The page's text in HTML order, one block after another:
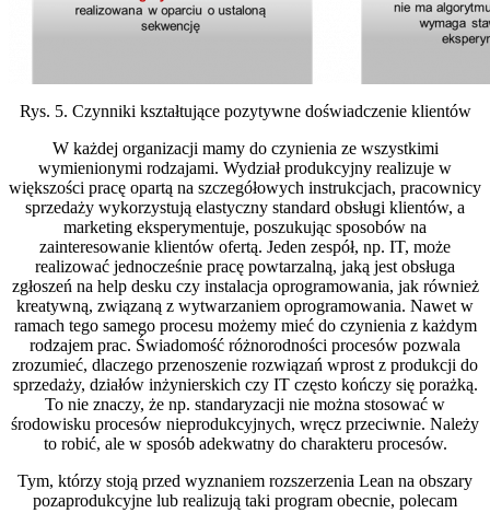
Rys. 5. Czynniki kształtujące pozytywne doświadczenie klientów
W każdej organizacji mamy do czynienia ze wszystkimi
wymienionymi rodzajami. Wydział produkcyjny realizuje w
większości pracę opartą na szczegółowych instrukcjach, pracownicy
sprzedaży wykorzystują elastyczny standard obsługi klientów, a
marketing eksperymentuje, poszukując sposobów na
zainteresowanie klientów ofertą. Jeden zespół, np. IT, może
realizować jednocześnie pracę powtarzalną, jaką jest obsługa
zgłoszeń na help desku czy instalacja oprogramowania, jak również
kreatywną, związaną z wytwarzaniem oprogramowania. Nawet w
ramach tego samego procesu możemy mieć do czynienia z każdym
rodzajem prac. Świadomość różnorodności procesów pozwala
zrozumieć, dlaczego przenoszenie rozwiązań wprost z produkcji do
sprzedaży, działów inżynierskich czy IT często kończy się porażką.
To nie znaczy, że np. standaryzacji nie można stosować w
środowisku procesów nieprodukcyjnych, wręcz przeciwnie. Należy
to robić, ale w sposób adekwatny do charakteru procesów.
Tym, którzy stoją przed wyznaniem rozszerzenia Lean na obszary
pozaprodukcyjne lub realizują taki program obecnie, polecam